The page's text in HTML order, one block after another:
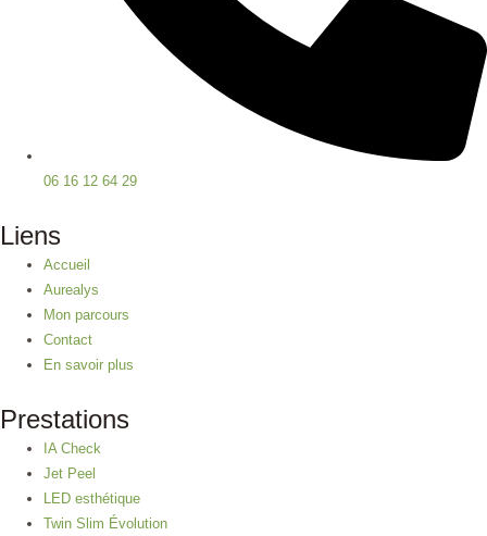
06 16 12 64 29
Liens
Accueil
Aurealys
Mon parcours
Contact
En savoir plus
Prestations
IA Check
Jet Peel
LED esthétique
Twin Slim Évolution